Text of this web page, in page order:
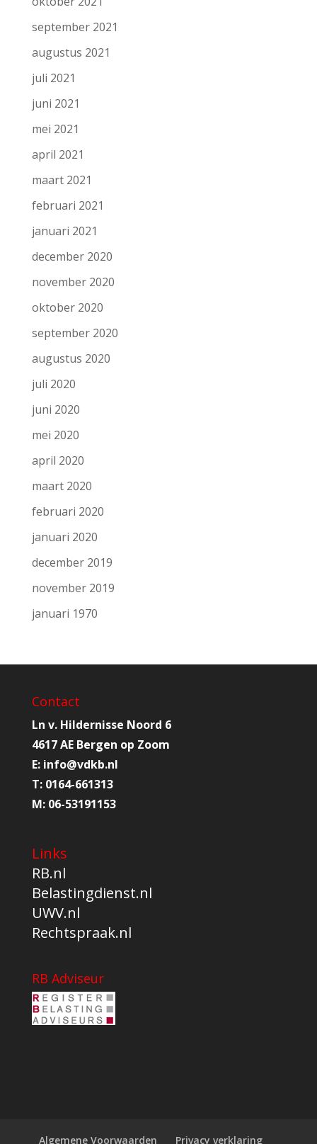
september 2021
augustus 2021
juli 2021
juni 2021
mei 2021
april 2021
maart 2021
februari 2021
januari 2021
december 2020
november 2020
oktober 2020
september 2020
augustus 2020
juli 2020
juni 2020
mei 2020
april 2020
maart 2020
februari 2020
januari 2020
december 2019
november 2019
januari 1970
Contact
Ln v. Hildernisse Noord 6
4617 AE Bergen op Zoom
E: info@vdkb.nl
T: 0164-661313
M: 06-53191153
Links
RB.nl
Belastingdienst.nl
UWV.nl
Rechtspraak.nl
RB Adviseur
Algemene Voorwaarden Privacy verklaring